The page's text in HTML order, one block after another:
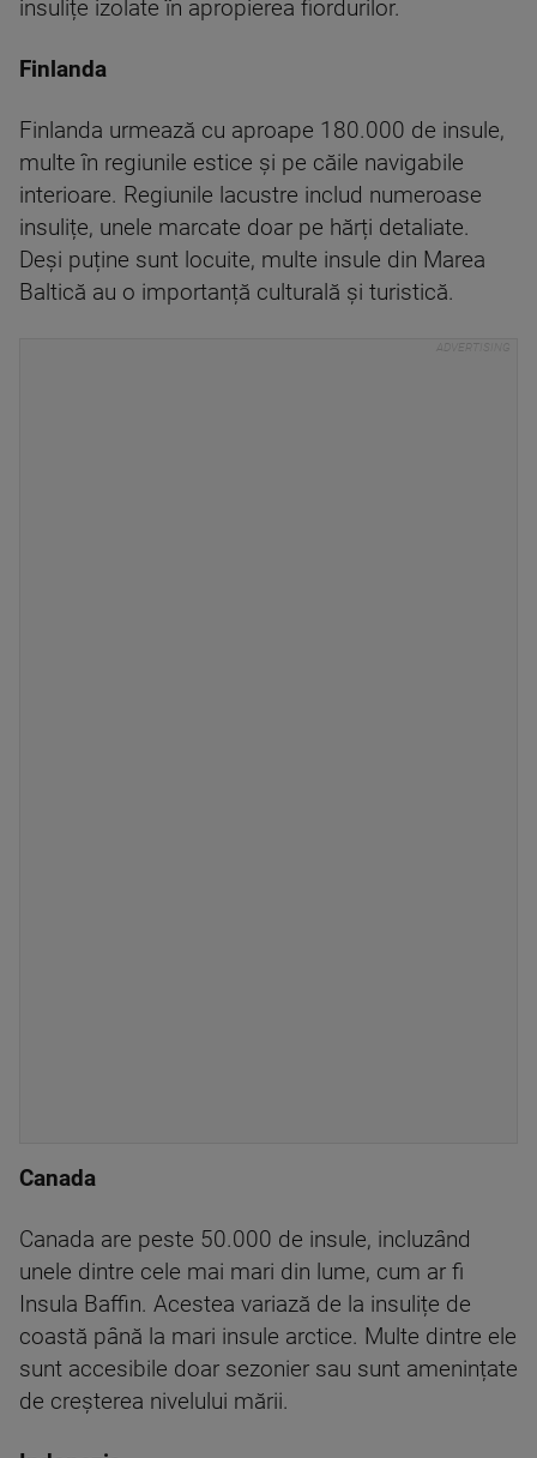
insulițe izolate în apropierea fiordurilor.
Finlanda
Finlanda urmează cu aproape 180.000 de insule,
multe în regiunile estice și pe căile navigabile
interioare. Regiunile lacustre includ numeroase
insulițe, unele marcate doar pe hărți detaliate.
Deși puține sunt locuite, multe insule din Marea
Baltică au o importanță culturală și turistică.
Canada
Canada are peste 50.000 de insule, incluzând
unele dintre cele mai mari din lume, cum ar fi
Insula Baffin. Acestea variază de la insulițe de
coastă până la mari insule arctice. Multe dintre ele
sunt accesibile doar sezonier sau sunt amenințate
de creșterea nivelului mării.